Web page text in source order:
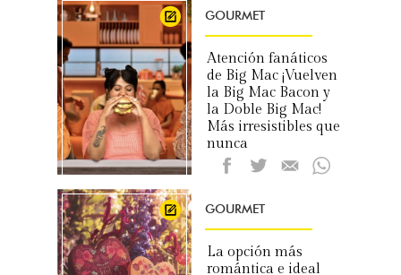
GOURMET
Atención fanáticos
de Big Mac ¡Vuelven
la Big Mac Bacon y
la Doble Big Mac!
Más irresistibles que
nunca
GOURMET
La opción más
romántica e ideal